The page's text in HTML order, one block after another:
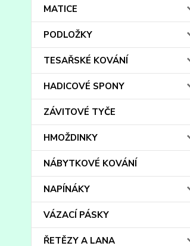
MATICE
PODLOŽKY
TESAŘSKÉ KOVÁNÍ
HADICOVÉ SPONY
ZÁVITOVÉ TYČE
HMOŽDINKY
NÁBYTKOVÉ KOVÁNÍ
NAPÍNÁKY
VÁZACÍ PÁSKY
ŘETĚZY A LANA